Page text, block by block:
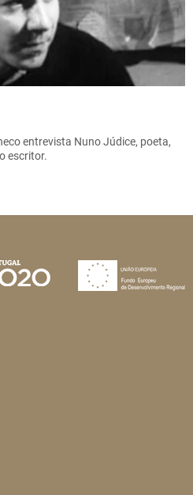
entrevista Nuno Júdice, poeta,
escritor.